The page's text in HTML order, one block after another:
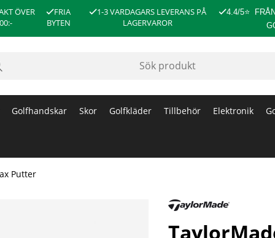
ÖVER
FRIA
BYTEN
1-3 VARDAGARS LEVERANS PÅ
LAGERVAROR
4.4/5⭐
Golfhandskar Skor Golfkläder Tillbehör Elektronik
Putter